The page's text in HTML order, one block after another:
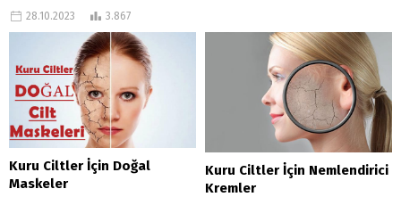
28.10.2023 3.867
Kuru Ciltler İçin Doğal
Maskeler
Kuru Ciltler İçin Nemlendirici
Kremler